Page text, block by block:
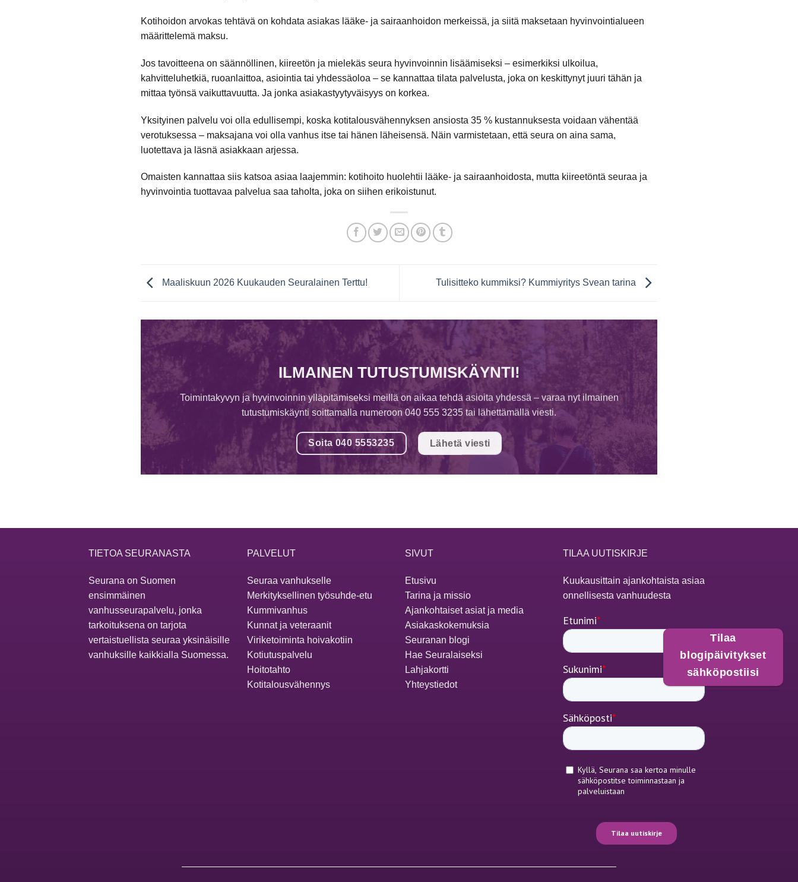
Kotihoidon arvokas tehtävä on kohdata asiakas lääke- ja sairaanhoidon merkeissä, ja siitä maksetaan hyvinvointialueen
määrittelemä maksu.
Jos tavoitteena on säännöllinen, kiireetön ja mielekäs seura hyvinvoinnin lisäämiseksi – esimerkiksi ulkoilua,
kahvitteluhetkiä, ruoanlaittoa, asiointia tai yhdessäoloa – se kannattaa tilata palvelusta, joka on keskittynyt juuri tähän ja
mittaa työnsä vaikuttavuutta. Ja jonka asiakastyytyväisyys on korkea.
Yksityinen palvelu voi olla edullisempi, koska kotitalousvähennyksen ansiosta 35 % kustannuksesta voidaan vähentää
verotuksessa – maksajana voi olla vanhus itse tai hänen läheisensä. Näin varmistetaan, että seura on aina sama,
luotettava ja läsnä asiakkaan arjessa.
Omaisten kannattaa siis katsoa asiaa laajemmin: kotihoito huolehtii lääke- ja sairaanhoidosta, mutta kiireetöntä seuraa ja
hyvinvointia tuottavaa palvelua saa taholta, joka on siihen erikoistunut.
Maaliskuun 2026 Kuukauden Seuralainen Terttu! Tulisitteko kummiksi? Kummiyritys Svean tarina
Tilaa
blogipäivitykset
sähköpostiisi
ILMAINEN TUTUSTUMISKÄYNTI!
Toimintakyvyn ja hyvinvoinnin ylläpitämiseksi meillä on aikaa tehdä asioita yhdessä – varaa nyt ilmainen
tutustumiskäynti soittamalla numeroon 040 555 3235 tai lähettämällä viesti.
Soita 040 5553235 Lähetä viesti
TIETOA SEURANASTA
Seurana on Suomen
ensimmäinen
vanhusseurapalvelu, jonka
tarkoituksena on tarjota
vertaistuellista seuraa yksinäisille
vanhuksille kaikkialla Suomessa.
PALVELUT
Seuraa vanhukselle
Merkityksellinen työsuhde-etu
Kummivanhus
Kunnat ja veteraanit
Viriketoiminta hoivakotiin
Kotiutuspalvelu
Hoitotahto
Kotitalousvähennys
SIVUT
Etusivu
Tarina ja missio
Ajankohtaiset asiat ja media
Asiakaskokemuksia
Seuranan blogi
Hae Seuralaiseksi
Lahjakortti
Yhteystiedot
TILAA UUTISKIRJE
Kuukausittain ajankohtaista asiaa
onnellisesta vanhuudesta